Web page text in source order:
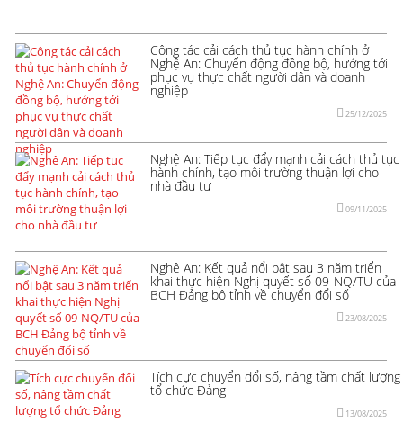
Công tác cải cách thủ tục hành chính ở
Nghệ An: Chuyển động đồng bộ, hướng tới
phục vụ thực chất người dân và doanh
nghiệp
25/12/2025
Nghệ An: Tiếp tục đẩy mạnh cải cách thủ tục
hành chính, tạo môi trường thuận lợi cho
nhà đầu tư
09/11/2025
Nghệ An: Kết quả nổi bật sau 3 năm triển
khai thực hiện Nghị quyết số 09-NQ/TU của
BCH Đảng bộ tỉnh về chuyển đổi số
23/08/2025
Tích cực chuyển đổi số, nâng tầm chất lượng
tổ chức Đảng
13/08/2025